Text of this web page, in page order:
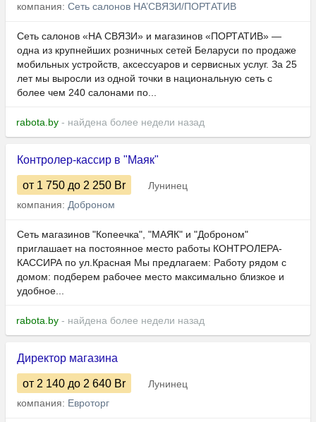
компания: Сеть салонов НА’СВЯЗИ/ПОРТАТИВ
Сеть салонов «НА СВЯЗИ» и магазинов «ПОРТАТИВ» —
одна из крупнейших розничных сетей Беларуси по продаже
мобильных устройств, аксессуаров и сервисных услуг. За 25
лет мы выросли из одной точки в национальную сеть с
более чем 240 салонами по...
rabota.by - найдена более недели назад
Контролер-кассир в "Маяк"
от 1 750 до 2 250 Br
Лунинец
компания: Доброном
Сеть магазинов "Копеечка", "МАЯК" и "Доброном"
приглашает на постоянное место работы КОНТРОЛЕРА-
КАССИРА по ул.Красная Мы предлагаем: Работу рядом с
домом: подберем рабочее место максимально близкое и
удобное...
rabota.by - найдена более недели назад
Директор магазина
от 2 140 до 2 640 Br
Лунинец
компания: Евроторг